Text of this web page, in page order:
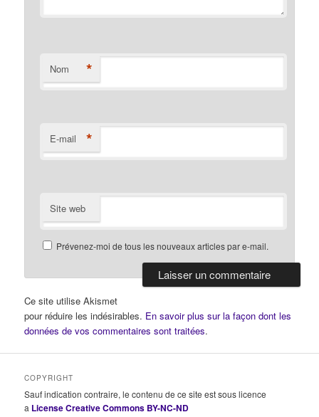
Nom *
E-mail *
Site web
Prévenez-moi de tous les nouveaux articles par e-mail.
Ce site utilise Akismet
pour réduire les indésirables. En savoir plus sur la façon dont les
données de vos commentaires sont traitées.
COPYRIGHT
Sauf indication contraire, le contenu de ce site est sous licence
a License Creative Commons BY-NC-ND